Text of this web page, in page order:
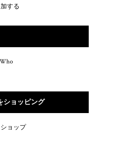
ショッピング